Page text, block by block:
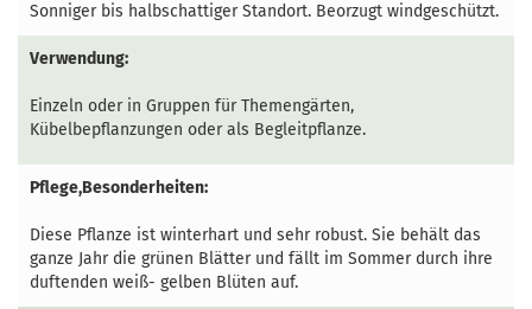
Sonniger bis halbschattiger Standort. Beorzugt windgeschützt.
Verwendung:
Einzeln oder in Gruppen für Themengärten,
Kübelbepflanzungen oder als Begleitpflanze.
Pflege,Besonderheiten:
Diese Pflanze ist winterhart und sehr robust. Sie behält das
ganze Jahr die grünen Blätter und fällt im Sommer durch ihre
duftenden weiß- gelben Blüten auf.